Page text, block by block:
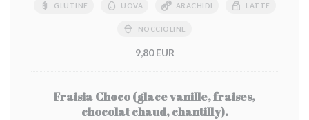
GLUTINE UOVA ARACHIDI LATTE
NOCCIOLINE
9,80 EUR
Fraisia Choco (glace vanille, fraises,
chocolat chaud, chantilly).